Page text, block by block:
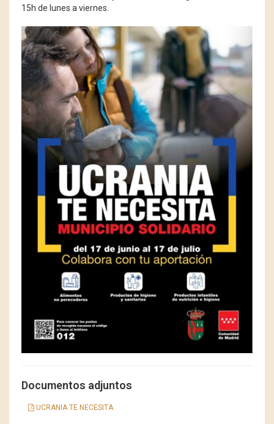
15h de lunes a viernes.
Documentos adjuntos
UCRANIA TE NECESITA